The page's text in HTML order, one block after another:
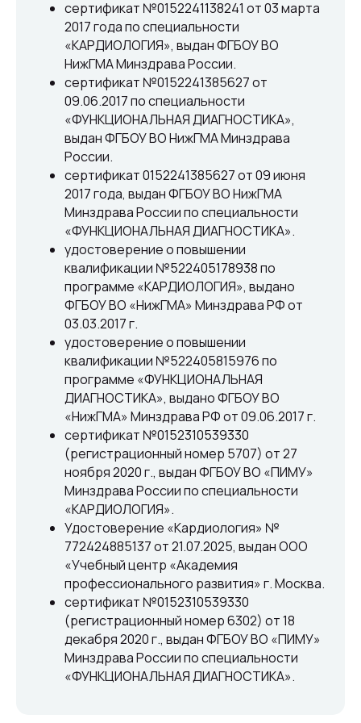
сертификат №0152241138241 от 03 марта
2017 года по специальности
«КАРДИОЛОГИЯ», выдан ФГБОУ ВО
НижГМА Минздрава России.
сертификат №0152241385627 от
09.06.2017 по специальности
«ФУНКЦИОНАЛЬНАЯ ДИАГНОСТИКА»,
выдан ФГБОУ ВО НижГМА Минздрава
России.
сертификат 0152241385627 от 09 июня
2017 года, выдан ФГБОУ ВО НижГМА
Минздрава России по специальности
«ФУНКЦИОНАЛЬНАЯ ДИАГНОСТИКА».
удостоверение о повышении
квалификации №522405178938 по
программе «КАРДИОЛОГИЯ», выдано
ФГБОУ ВО «НижГМА» Минздрава РФ от
03.03.2017 г.
удостоверение о повышении
квалификации №522405815976 по
программе «ФУНКЦИОНАЛЬНАЯ
ДИАГНОСТИКА», выдано ФГБОУ ВО
«НижГМА» Минздрава РФ от 09.06.2017 г.
сертификат №0152310539330
(регистрационный номер 5707) от 27
ноября 2020 г., выдан ФГБОУ ВО «ПИМУ»
Минздрава России по специальности
«КАРДИОЛОГИЯ».
Удостоверение «Кардиология» №
772424885137 от 21.07.2025, выдан ООО
«Учебный центр «Академия
профессионального развития» г. Москва.
сертификат №0152310539330
(регистрационный номер 6302) от 18
декабря 2020 г., выдан ФГБОУ ВО «ПИМУ»
Минздрава России по специальности
«ФУНКЦИОНАЛЬНАЯ ДИАГНОСТИКА».
Контакты
Пн.-пт. — с 08:00 до 20:00
Сб. — с 08:00 до 18:00
Вс. — с 08:00 до 15:00
+7 8313 248 248
Единый номер
Петрищева д.35.пом.3
Патоличева 21Д,П.1
На ремонте
Новый